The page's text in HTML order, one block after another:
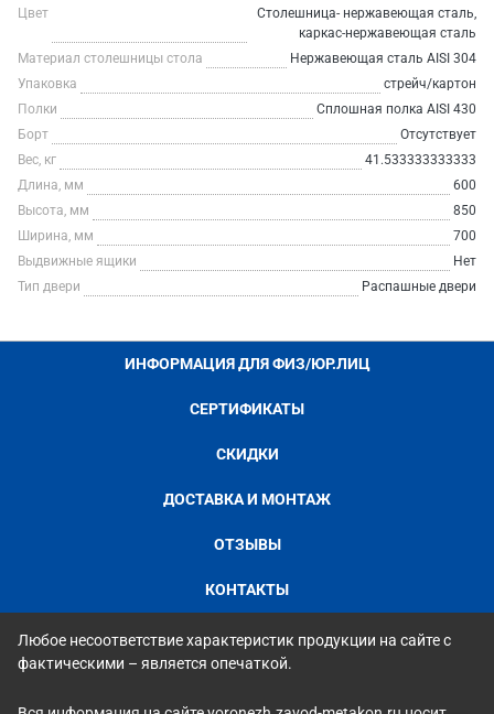
Цвет
Столешница- нержавеющая сталь,
каркас-нержавеющая сталь
Материал столешницы стола
Нержавеющая сталь AISI 304
Упаковка
стрейч/картон
Полки
Сплошная полка AISI 430
Борт
Отсутствует
Вес, кг
41.533333333333
Длина, мм
600
Высота, мм
850
Ширина, мм
700
Выдвижные ящики
Нет
Тип двери
Распашные двери
ИНФОРМАЦИЯ ДЛЯ ФИЗ/ЮР.ЛИЦ
СЕРТИФИКАТЫ
СКИДКИ
ДОСТАВКА И МОНТАЖ
ОТЗЫВЫ
КОНТАКТЫ
Любое несоответствие характеристик продукции на сайте с
фактическими – является опечаткой.